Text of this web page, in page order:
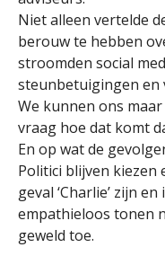
Niet alleen vertelde
berouw te hebben
stroomden social
steunbetuigingen en
We kunnen ons
vraag hoe dat komt
En op wat de
Politici blijven kiezen
geval ‘Charlie’ zijn
empathieloos tonen
geweld toe.